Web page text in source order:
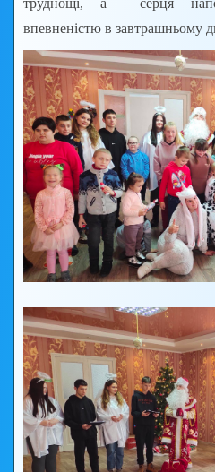
труднощі, а серця
впевненістю в завтрашньому